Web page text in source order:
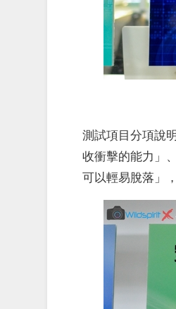
測試項目分項說
收衝擊的能力」
可以輕易脫落」